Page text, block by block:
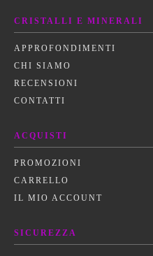
CRISTALLI E MINERALI
APPROFONDIMENTI
CHI SIAMO
RECENSIONI
CONTATTI
ACQUISTI
PROMOZIONI
CARRELLO
IL MIO ACCOUNT
SICUREZZA